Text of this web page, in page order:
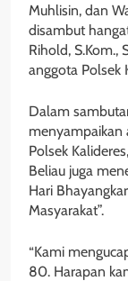
Muhlisin, dan
disambut
Rihold, S.Kom.,
anggota Polsek
Dalam
menyampaikan
Polsek
Beliau juga
Hari
Masyarakat”.
“Kami
80. Harapan